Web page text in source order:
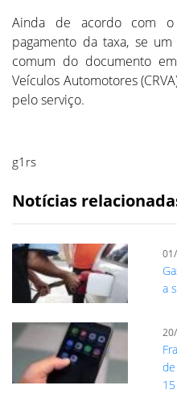
Ainda de acordo com
pagamento da taxa, se
comum do documento
Veículos Automotores
pelo serviço.
g1rs
Notícias
a